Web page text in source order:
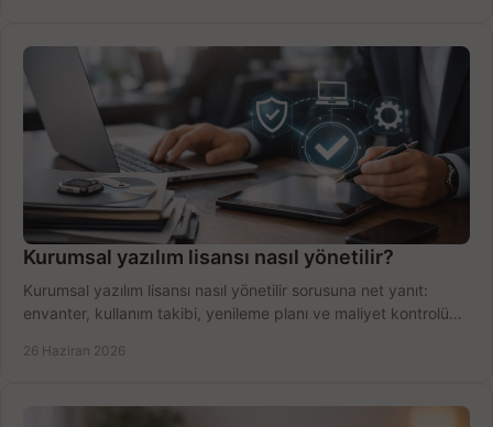
Kurumsal yazılım lisansı nasıl yönetilir?
Kurumsal yazılım lisansı nasıl yönetilir sorusuna net yanıt:
envanter, kullanım takibi, yenileme planı ve maliyet kontrolü
26 Haziran 2026